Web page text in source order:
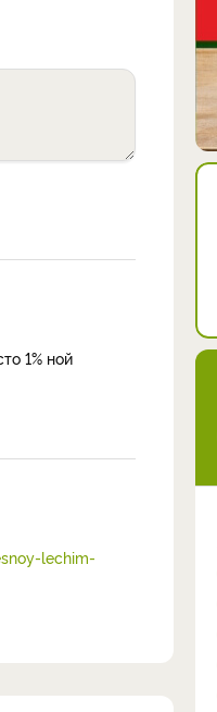
1% ной
lechim-